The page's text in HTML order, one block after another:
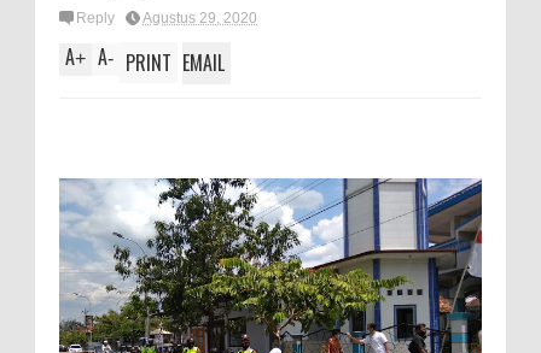
Reply Agustus 29, 2020
A+ A- PRINT EMAIL